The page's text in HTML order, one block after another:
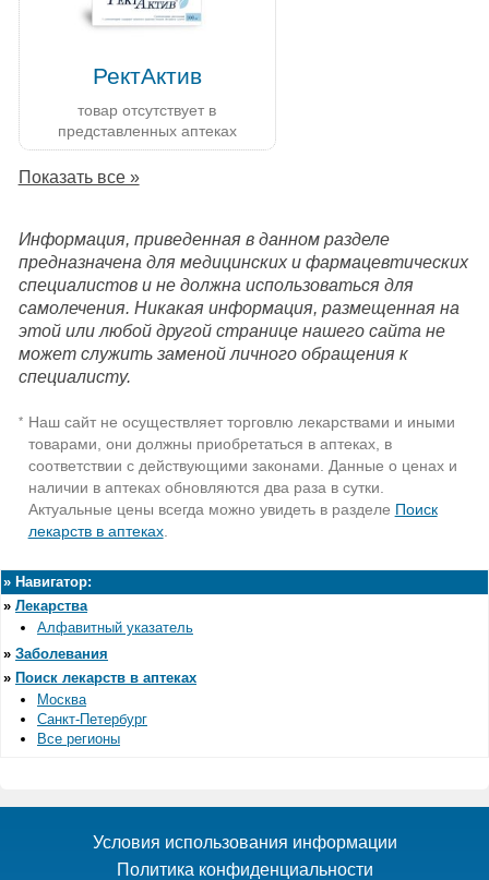
РектАктив
товар отсутствует в
представленных аптеках
Показать все »
Информация, приведенная в данном разделе
предназначена для медицинских и фармацевтических
специалистов и не должна использоваться для
самолечения. Никакая информация, размещенная на
этой или любой другой странице нашего сайта не
может служить заменой личного обращения к
специалисту.
* Наш сайт не осуществляет торговлю лекарствами и иными
товарами, они должны приобретаться в аптеках, в
соответствии с действующими законами. Данные о ценах и
наличии в аптеках обновляются два раза в сутки.
Актуальные цены всегда можно увидеть в разделе Поиск
лекарств в аптеках.
» Навигатор:
» Лекарства
Алфавитный указатель
» Заболевания
» Поиск лекарств в аптеках
Москва
Санкт-Петербург
Все регионы
Условия использования информации
Политика конфиденциальности